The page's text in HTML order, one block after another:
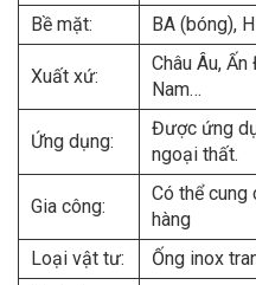
Bề mặt: BA (bóng),
Xuất xứ:
Châu Âu,
Nam…
Ứng dụng:
Được ứng
ngoại thất.
Gia công:
Có thể
hàng
Loại vật tư:
Ống inox